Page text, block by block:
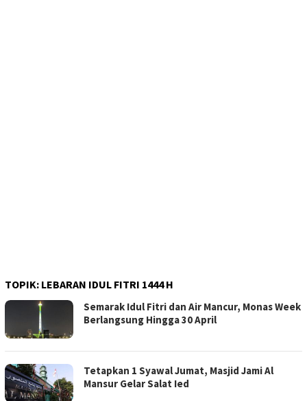
TOPIK: LEBARAN IDUL FITRI 1444 H
Semarak Idul Fitri dan Air Mancur, Monas Week
Berlangsung Hingga 30 April
Tetapkan 1 Syawal Jumat, Masjid Jami Al
Mansur Gelar Salat Ied